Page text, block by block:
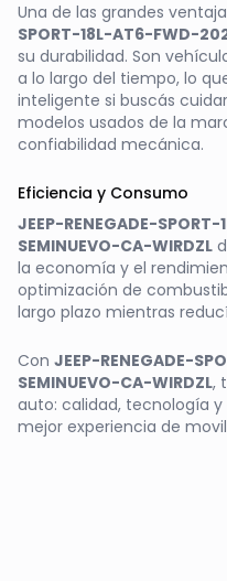
Una de las grandes
SPORT-18L-AT6-FWD-
su durabilidad. Son
a lo largo del tiempo, lo
inteligente si buscás
modelos usados de la
confiabilidad mecánica.
Eficiencia y Consumo
JEEP-RENEGADE-
SEMINUEVO-CA-WIRDZL
la economía y el
optimización de
largo plazo mientras
Con JEEP-RENEGADE-
SEMINUEVO-CA-WIRDZL,
auto: calidad, tecnología
mejor experiencia de